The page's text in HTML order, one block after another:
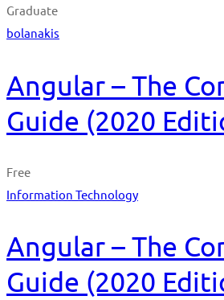
Graduate
bolanakis
Angular – The
Guide (2020
Free
Information Technology
Angular – The
Guide (2020